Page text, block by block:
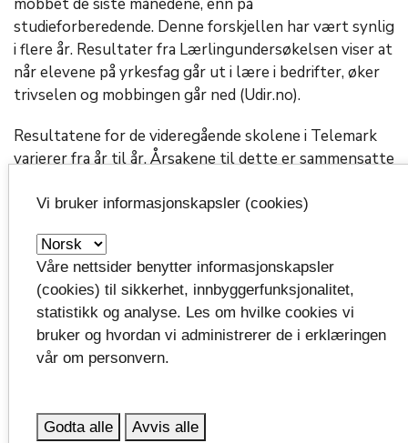
studieforberedende. Denne forskjellen har vært synlig
i flere år. Resultater fra Lærlingundersøkelsen viser at
når elevene på yrkesfag går ut i lære i bedrifter, øker
trivselen og mobbingen går ned (Udir.no).
Resultatene for de videregående skolene i Telemark
varierer fra år til år. Årsakene til dette er sammensatte
eksempel henge sammen med utfordringer knyttet til
skolemiljøet.
Fylkeskommunen har utarbeidet rutiner for
skolemiljøarbeidet. I tillegg har skolene digitale
verktøy som kan benyttes for å kartlegge
læringsmiljøet i en klasse, eller for å undersøke
for å redusere utenforskap gjennom økt kvalitet i
Vi bruker informasjonskapsler (cookies)
Våre nettsider benytter informasjonskapsler
(cookies) til sikkerhet, innbyggerfunksjonalitet,
statistikk og analyse. Les om hvilke cookies vi
bruker og hvordan vi administrerer de i erklæringen
vår om personvern.
Godta alle Avvis alle